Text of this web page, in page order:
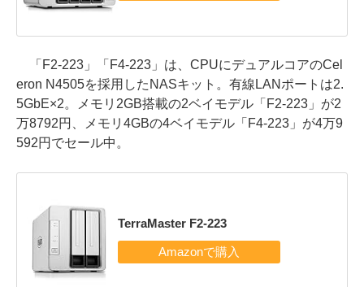
「F2-223」「F4-223」は、CPUにデュアルコアのCel
eron N4505を採用したNASキット。有線LANポートは2.
5GbE×2。メモリ2GB搭載の2ベイモデル「F2-223」が2
万8792円、メモリ4GBの4ベイモデル「F4-223」が4万9
592円でセール中。
TerraMaster F2-223